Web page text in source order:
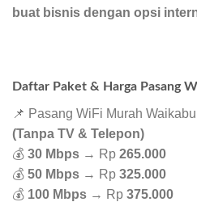
buat bisnis dengan opsi
Daftar Paket & Harga Pasang
📌 Pasang WiFi Murah
(Tanpa TV & Telepon)
💰 30 Mbps → Rp 265.000
💰 50 Mbps → Rp 325.000
💰 100 Mbps → Rp 375.000